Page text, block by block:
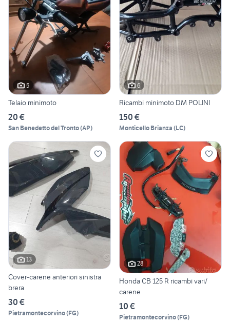
5
Telaio minimoto
20 €
San Benedetto del Tronto(AP)
6
Ricambi minimoto DM POLINI
150 €
Monticello Brianza (LC)
13
Cover-carene anteriori sinistra
brera
30 €
Pietramontecorvino(FG)
28
Honda CB 125 R ricambi vari/
carene
10 €
Pietramontecorvino(FG)